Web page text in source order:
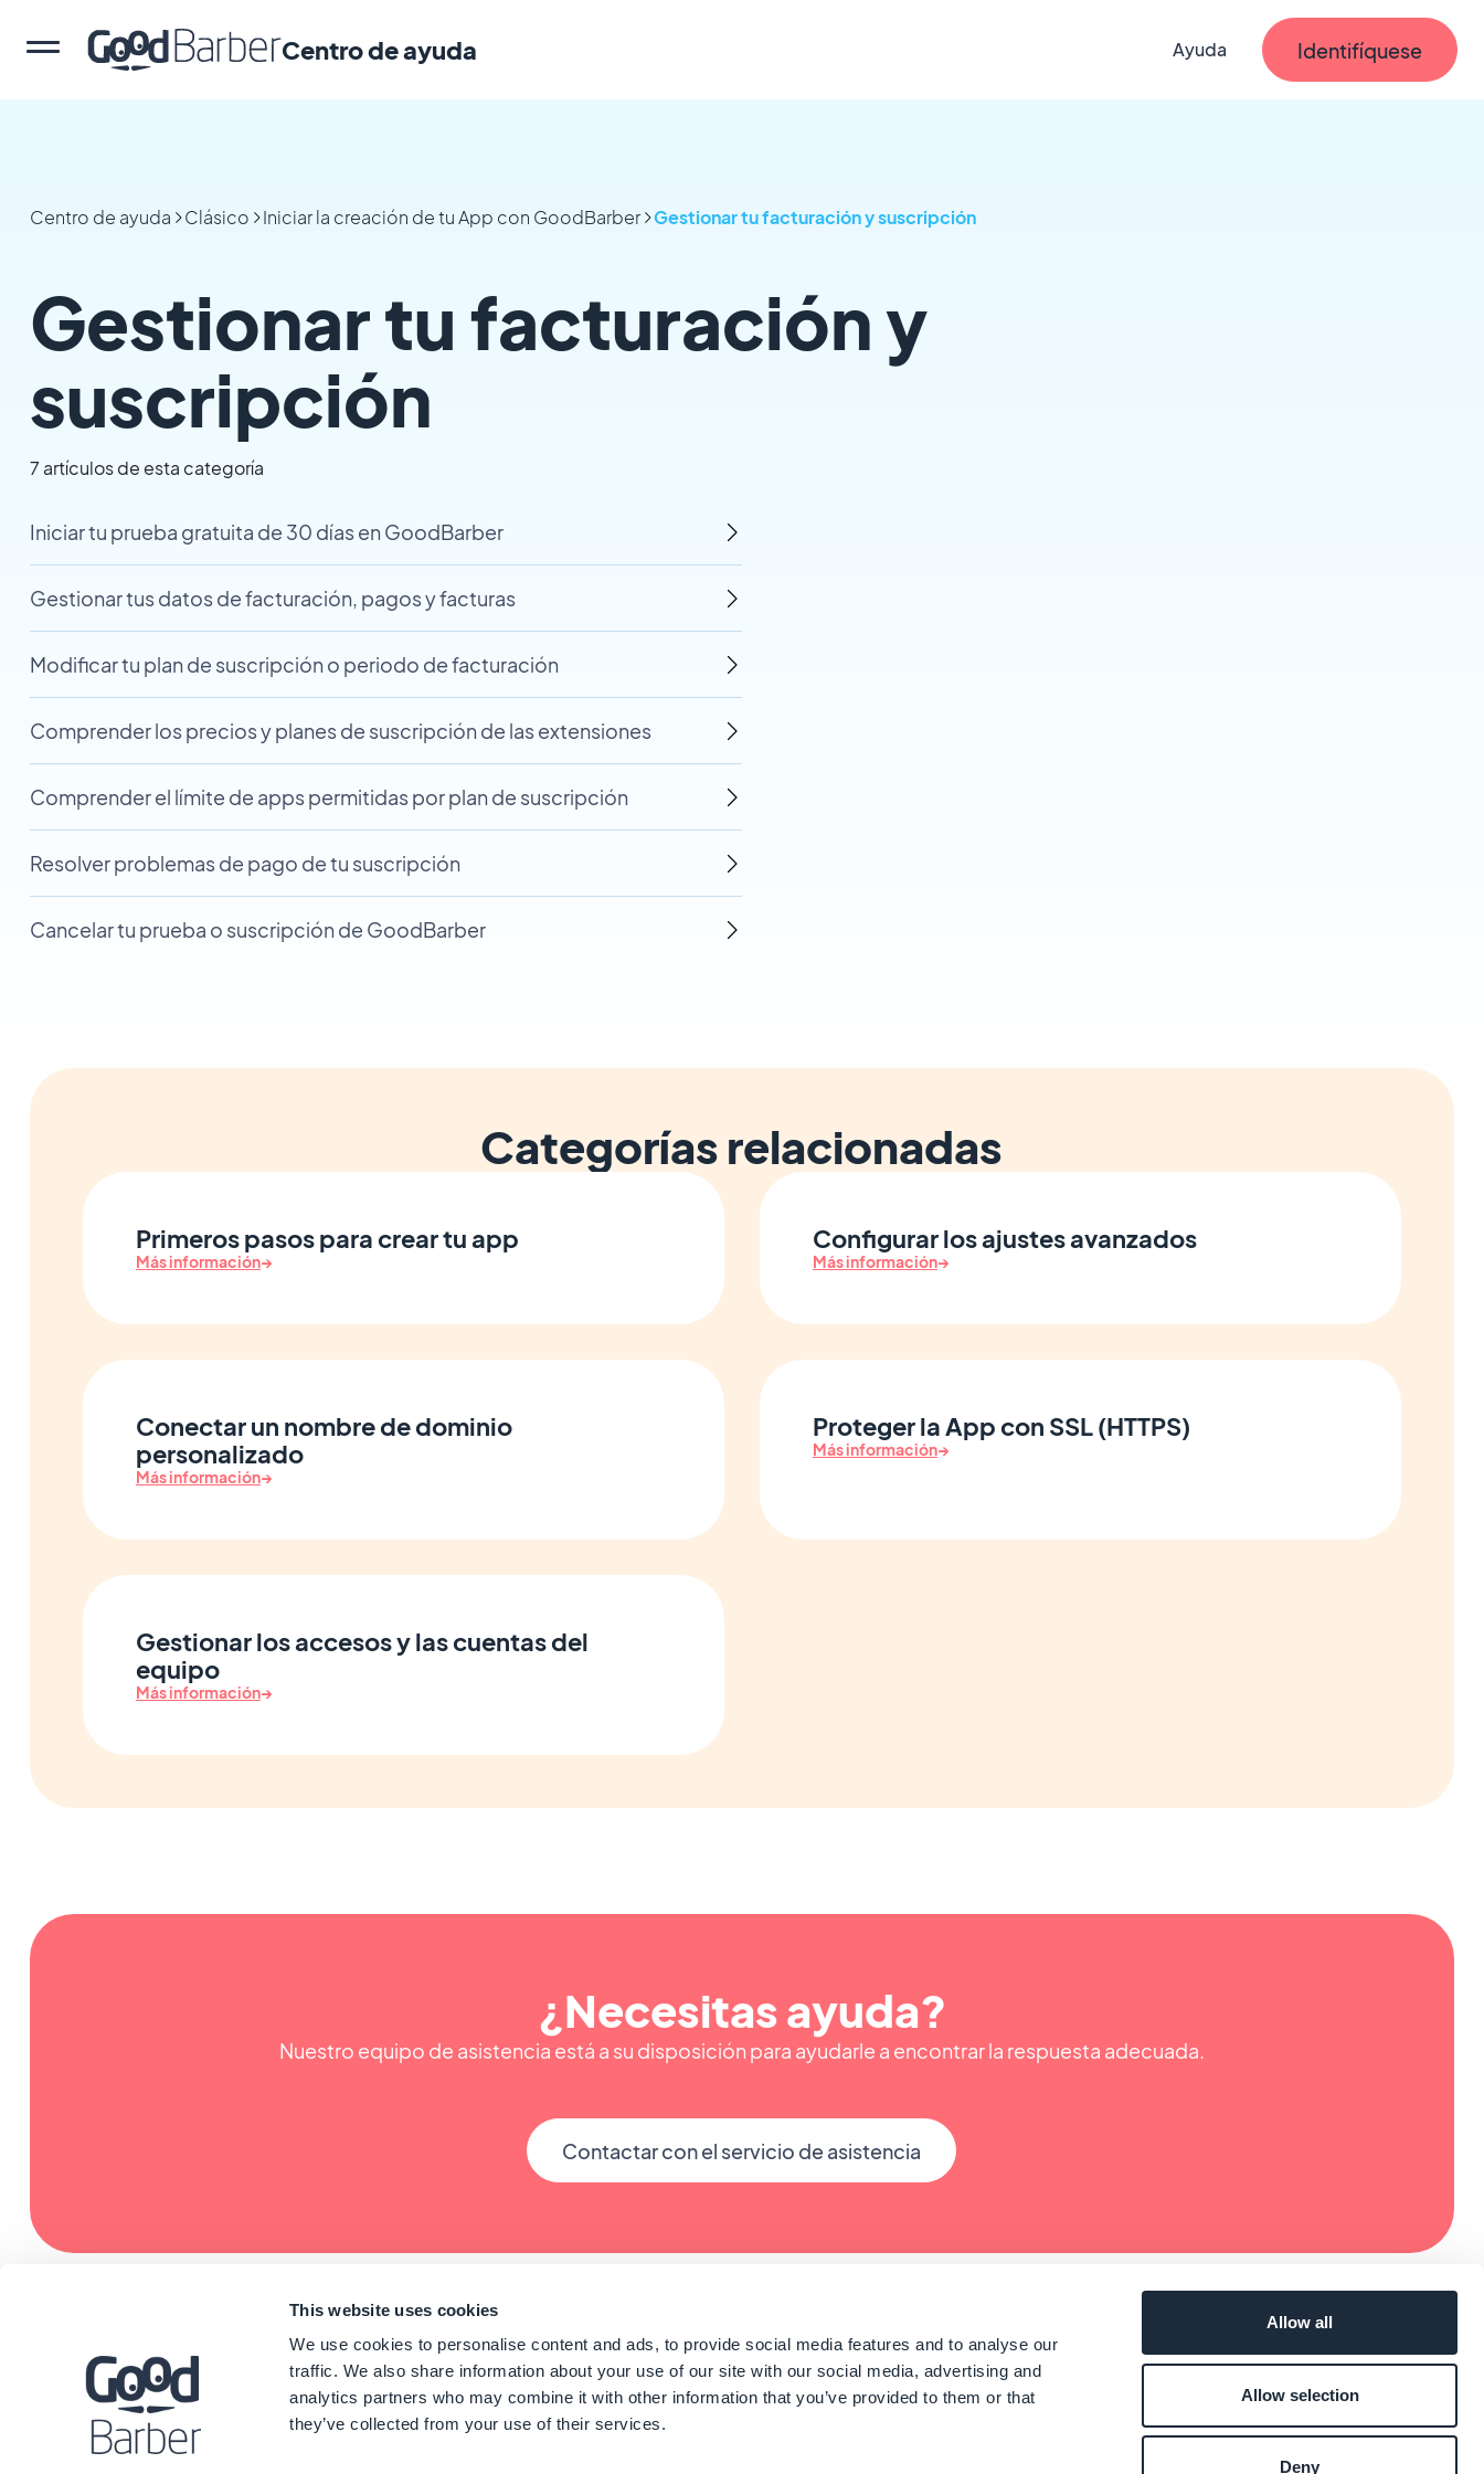
This website uses cookies
We use cookies to personalise content and ads, to provide social media features and to analyse our
traffic. We also share information about your use of our site with our social media, advertising and
analytics partners who may combine it with other information that you’ve provided to them or that
they’ve collected from your use of their services.
Allow all
Allow selection
Deny
Centro de ayuda Ayuda Identifíquese
Centro de ayuda Clásico Iniciar la creación de tu App con GoodBarber Gestionar tu facturación y suscripción
Gestionar tu facturación y
suscripción
7 artículos de esta categoría
Iniciar tu prueba gratuita de 30 días en GoodBarber
Gestionar tus datos de facturación, pagos y facturas
Modificar tu plan de suscripción o periodo de facturación
Comprender los precios y planes de suscripción de las extensiones
Comprender el límite de apps permitidas por plan de suscripción
Resolver problemas de pago de tu suscripción
Cancelar tu prueba o suscripción de GoodBarber
Categorías relacionadas
Primeros pasos para crear tu app
Más información→
Configurar los ajustes avanzados
Más información→
Conectar un nombre de dominio
personalizado
Más información→
Proteger la App con SSL (HTTPS)
Más información→
Gestionar los accesos y las cuentas del
equipo
Más información→
¿Necesitas ayuda?
Nuestro equipo de asistencia está a su disposición para ayudarle a encontrar la respuesta adecuada.
Contactar con el servicio de asistencia